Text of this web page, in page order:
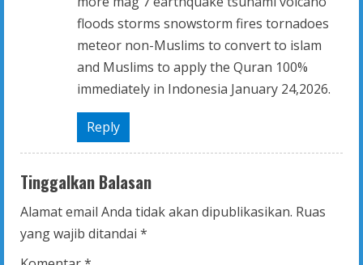
floods storms snowstorm fires tornadoes
meteor non-Muslims to convert to islam
and Muslims to apply the Quran 100%
immediately in Indonesia January 24,2026.
Reply
Tinggalkan Balasan
Alamat email Anda tidak akan dipublikasikan. Ruas
yang wajib ditandai *